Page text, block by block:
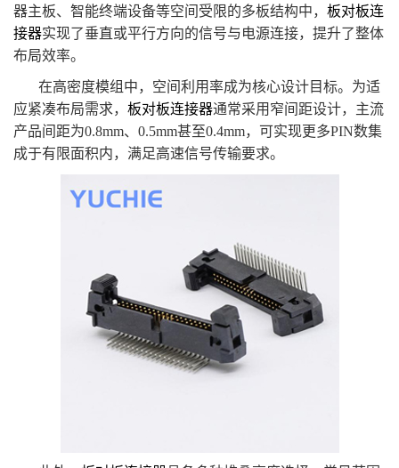
器主板、智能终端设备等空间受限的多板结构中， 板对板连
接器实现了垂直或平行方向的信号与电源连接，提升了整体
布局效率。
在高密度模组中，空间利用率成为核心设计目标。为适
应紧凑布局需求， 板对板连接器通常采用窄间距设计，主流
产品间距为0.8mm、0.5mm甚至0.4mm，可实现更多PIN数集
成于有限面积内，满足高速信号传输要求。